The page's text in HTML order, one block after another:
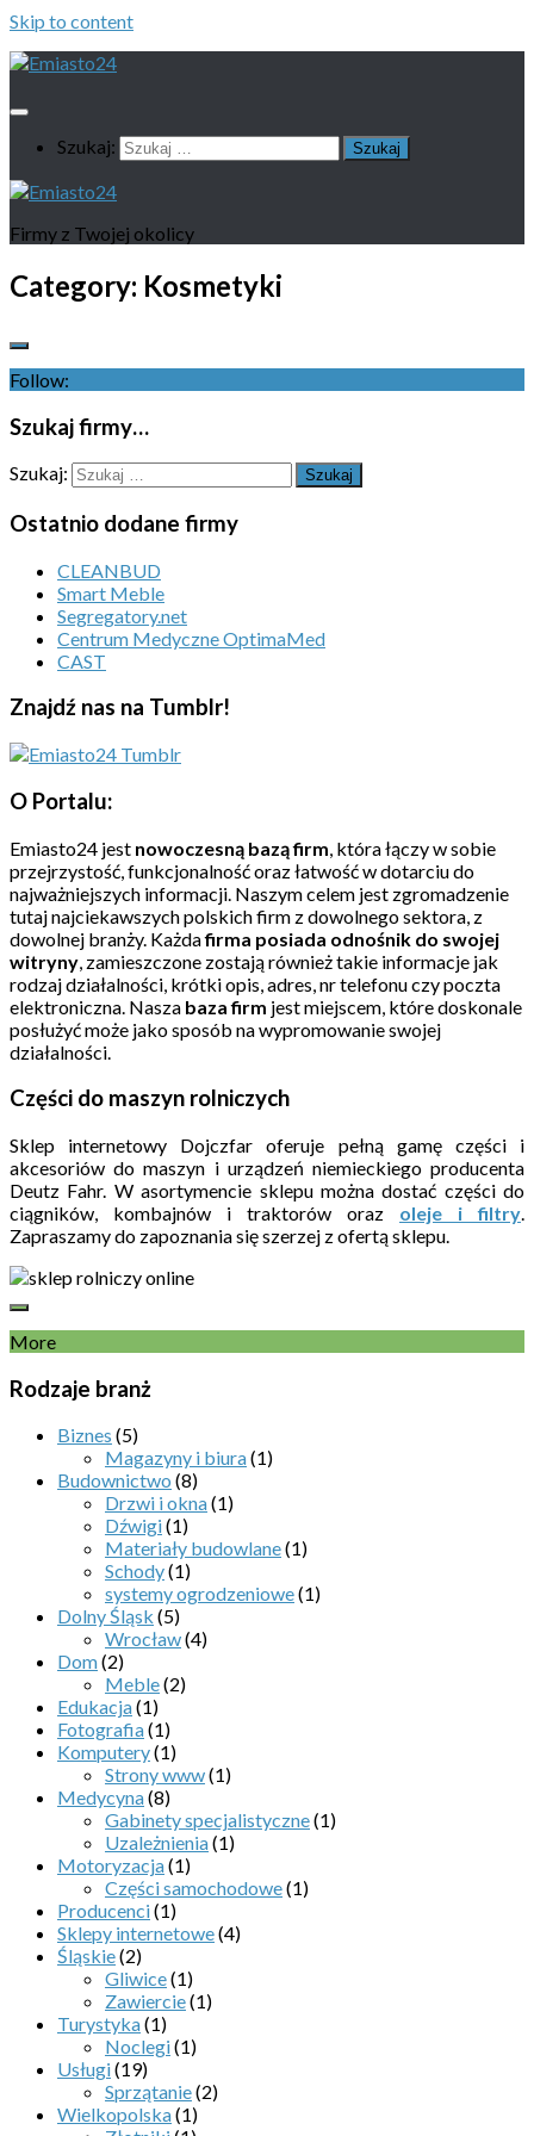
Skip to content
Szukaj:
Firmy z Twojej okolicy
Category: Kosmetyki
Follow:
Szukaj firmy…
Szukaj:
Ostatnio dodane firmy
CLEANBUD
Smart Meble
Segregatory.net
Centrum Medyczne OptimaMed
CAST
Znajdź nas na Tumblr!
O Portalu:
Emiasto24 jest nowoczesną bazą firm , która łączy w sobie
przejrzystość, funkcjonalność oraz łatwość w dotarciu do
najważniejszych informacji. Naszym celem jest zgromadzenie
tutaj najciekawszych polskich firm z dowolnego sektora, z
dowolnej branży. Każdafirma posiada odnośnik do swojej
witryny , zamieszczone zostają również takie informacje jak
rodzaj działalności, krótki opis, adres, nr telefonu czy poczta
elektroniczna. Nasza baza firm jest miejscem, które doskonale
posłużyć może jako sposób na wypromowanie swojej
działalności.
Części do maszyn rolniczych
Sklep internetowy Dojczfar oferuje pełną gamę części i
akcesoriów do maszyn i urządzeń niemieckiego producenta
Deutz Fahr. W asortymencie sklepu można dostać części do
ciągników, kombajnów i traktorów oraz oleje i filtry.
Zapraszamy do zapoznania się szerzej z ofertą sklepu.
More
Rodzaje branż
Biznes (5)
Magazyny i biura(1)
Budownictwo (8)
Drzwi i okna(1)
Dźwigi(1)
Materiały budowlane(1)
Schody(1)
systemy ogrodzeniowe(1)
Dolny Śląsk (5)
Wrocław(4)
Dom(2)
Meble(2)
Edukacja(1)
Fotografia(1)
Komputery(1)
Strony www(1)
Medycyna(8)
Gabinety specjalistyczne(1)
Uzależnienia(1)
Motoryzacja(1)
Części samochodowe(1)
Producenci(1)
Sklepy internetowe(4)
Śląskie(2)
Gliwice(1)
Zawiercie(1)
Turystyka(1)
Noclegi(1)
Usługi(19)
Sprzątanie(2)
Wielkopolska(1)